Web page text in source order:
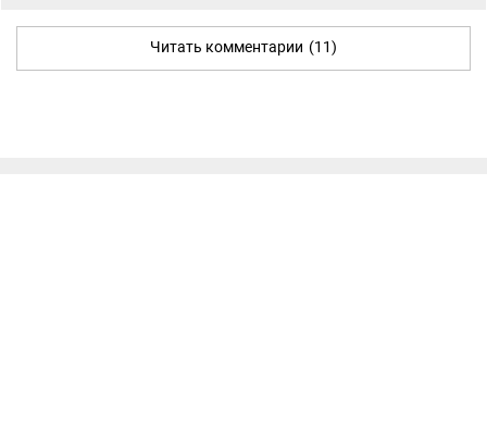
Читать комментарии (11)